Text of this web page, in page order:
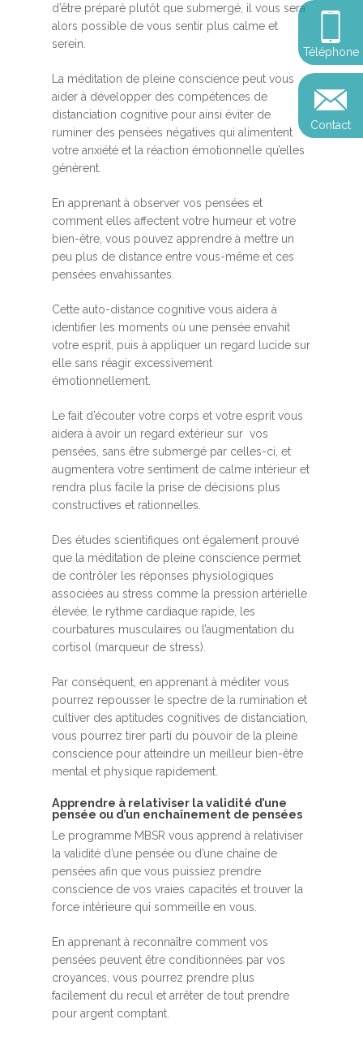
d’être préparé plutôt que submergé, il vous sera
alors possible de vous sentir plus calme et
serein.
La méditation de pleine conscience peut vous
aider à développer des compétences de
distanciation cognitive pour ainsi éviter de
ruminer des pensées négatives qui alimentent
votre anxiété et la réaction émotionnelle qu’elles
génèrent.
En apprenant à observer vos pensées et
comment elles affectent votre humeur et votre
bien-être, vous pouvez apprendre à mettre un
peu plus de distance entre vous-même et ces
pensées envahissantes.
Cette auto-distance cognitive vous aidera à
identifier les moments où une pensée envahit
votre esprit, puis à appliquer un regard lucide sur
elle sans réagir excessivement
émotionnellement.
Le fait d’écouter votre corps et votre esprit vous
aidera à avoir un regard extérieur sur vos
pensées, sans être submergé par celles-ci, et
augmentera votre sentiment de calme intérieur et
rendra plus facile la prise de décisions plus
constructives et rationnelles.
Des études scientifiques ont également prouvé
que la méditation de pleine conscience permet
de contrôler les réponses physiologiques
associées au stress comme la pression artérielle
élevée, le rythme cardiaque rapide, les
courbatures musculaires ou l’augmentation du
cortisol (marqueur de stress).
Par conséquent, en apprenant à méditer vous
pourrez repousser le spectre de la rumination et
cultiver des aptitudes cognitives de distanciation,
vous pourrez tirer parti du pouvoir de la pleine
conscience pour atteindre un meilleur bien-être
mental et physique rapidement.
Apprendre à relativiser la validité d’une
pensée ou d’un enchaînement de pensées
Le programme MBSR vous apprend à relativiser
la validité d’une pensée ou d’une chaîne de
pensées afin que vous puissiez prendre
conscience de vos vraies capacités et trouver la
force intérieure qui sommeille en vous.
En apprenant à reconnaître comment vos
pensées peuvent être conditionnées par vos
croyances, vous pourrez prendre plus
facilement du recul et arrêter de tout prendre
pour argent comptant.
Téléphone
Contact
Calendrier
Devenir praticien en
de pleine conscience
Révelez votre
votre impact
Conférences
personnel
Révelez votre
votre impact
Reconversion et
professionnelle
et découvrir
Blog
Sandrine
Presse et médias
Podcast
Podcast
Contact